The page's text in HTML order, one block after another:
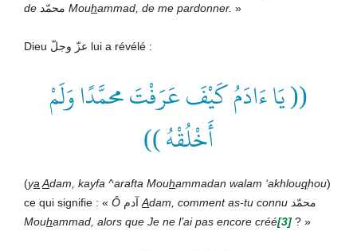
de
Mouhammad, de me pardonner. »
Dieu عزّ وجلّ lui a révélé :
(( يَا ءَادَمُ كَيْفَ عَرَفْتَ محمَّدًا وَلَمْ
أَخْلُقْهُ ))
(ya Adam, kayfa ^arafta Mouhammadan walam ‘akhlouqhou)
ce qui signifie : « Ô Adam, comment as-tu connu محمّد
Mouhammad, alors que Je ne l’ai pas encore créé[3] ? »